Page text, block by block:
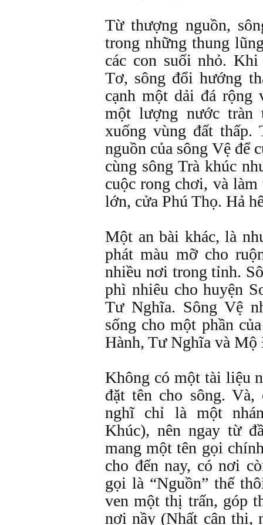
Từ thượng nguồn,
trong những thung
các con suối nhỏ.
Tơ, sông đổi hướng
cạnh một dải đá rộng
một lượng nước tràn
xuống vùng đất thấp.
nguồn của sông Vệ để
cùng sông Trà khúc
cuộc rong chơi, và
lớn, cửa Phú Thọ. Hả
Một an bài khác, là
phát màu mỡ cho
nhiều nơi trong tỉnh.
phì nhiêu cho huyện
Tư Nghĩa. Sông Vệ
sống cho một phần
Hành, Tư Nghĩa và
Không có một tài liệu
đặt tên cho sông.
nghĩ chỉ là một
Khúc), nên ngay từ
mang một tên gọi
cho đến nay, có nơi
gọi là “Nguồn” thế
ven một thị trấn, góp
nơi nầy (Nhất cận thị,